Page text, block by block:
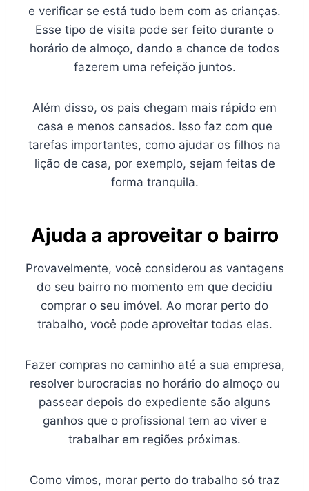
e verificar se está tudo bem com as crianças.
Esse tipo de visita pode ser feito durante o
horário de almoço, dando a chance de todos
fazerem uma refeição juntos.
Além disso, os pais chegam mais rápido em
casa e menos cansados. Isso faz com que
tarefas importantes, como ajudar os filhos na
lição de casa, por exemplo, sejam feitas de
forma tranquila.
Ajuda a aproveitar o bairro
Provavelmente, você considerou as vantagens
do seu bairro no momento em que decidiu
comprar o seu imóvel. Ao morar perto do
trabalho, você pode aproveitar todas elas.
Fazer compras no caminho até a sua empresa,
resolver burocracias no horário do almoço ou
passear depois do expediente são alguns
ganhos que o profissional tem ao viver e
trabalhar em regiões próximas.
Como vimos, morar perto do trabalho só traz